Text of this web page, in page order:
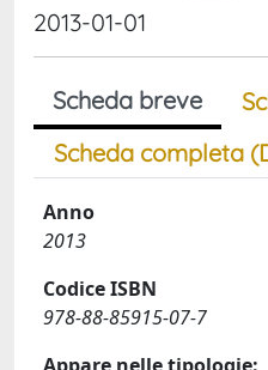
2013-01-01
Scheda breve
Scheda completa
Anno
2013
Codice ISBN
978-88-85915-07-7